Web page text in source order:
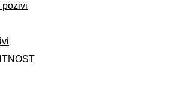
pozivi